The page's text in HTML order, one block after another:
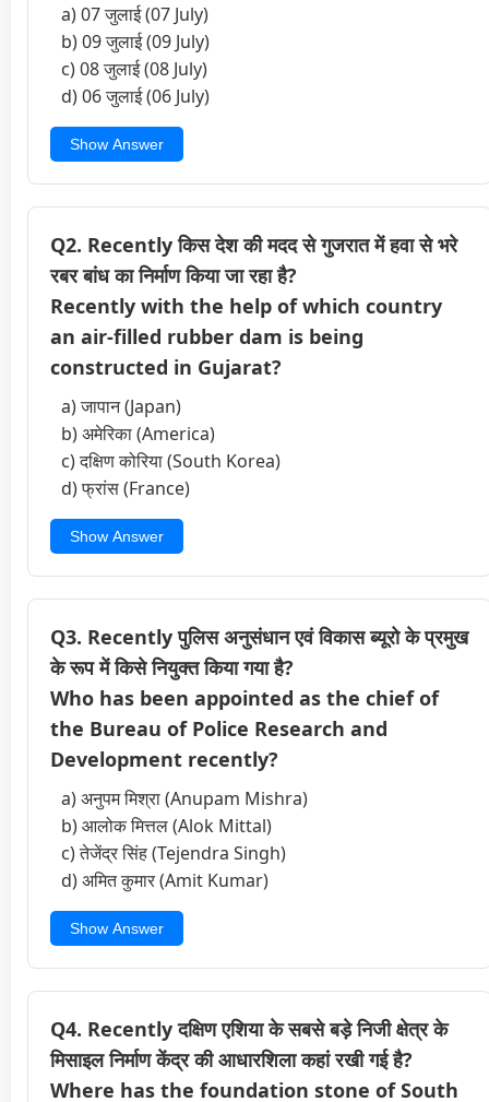
a) 07 जुलाई (07 July)
b) 09 जुलाई (09 July)
c) 08 जुलाई (08 July)
d) 06 जुलाई (06 July)
Show Answer
Q2. Recently किस देश की मदद से गुजरात में हवा से भरे
रबर बांध का निर्माण किया जा रहा है?
Recently with the help of which country
an air-filled rubber dam is being
constructed in Gujarat?
a) जापान (Japan)
b) अमेरिका (America)
c) दक्षिण कोरिया (South Korea)
d) फ्रांस (France)
Show Answer
Q3. Recently पुलिस अनुसंधान एवं विकास ब्यूरो के प्रमुख
के रूप में किसे नियुक्त किया गया है?
Who has been appointed as the chief of
the Bureau of Police Research and
Development recently?
a) अनुपम मिश्रा (Anupam Mishra)
b) आलोक मित्तल (Alok Mittal)
c) तेजेंद्र सिंह (Tejendra Singh)
d) अमित कुमार (Amit Kumar)
Show Answer
Q4. Recently दक्षिण एशिया के सबसे बड़े निजी क्षेत्र के
मिसाइल निर्माण केंद्र की आधारशिला कहां रखी गई है?
Where has the foundation stone of South